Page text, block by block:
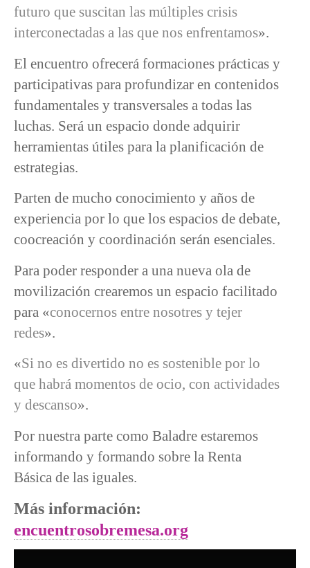
futuro que suscitan las múltiples crisis
interconectadas a las que nos enfrentamos».
El encuentro ofrecerá formaciones prácticas y
participativas para profundizar en contenidos
fundamentales y transversales a todas las
luchas. Será un espacio donde adquirir
herramientas útiles para la planificación de
estrategias.
Parten de mucho conocimiento y años de
experiencia por lo que los espacios de debate,
coocreación y coordinación serán esenciales.
Para poder responder a una nueva ola de
movilización crearemos un espacio facilitado
para «conocernos entre nosotres y tejer
redes».
«Si no es divertido no es sostenible por lo
que habrá momentos de ocio, con actividades
y descanso».
Por nuestra parte como Baladre estaremos
informando y formando sobre la Renta
Básica de las iguales.
Más información:
encuentrosobremesa.org